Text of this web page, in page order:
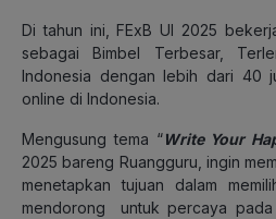
Di tahun ini, FExB UI 2025
sebagai Bimbel Terbesar,
Indonesia dengan lebih dari 40
online di Indonesia.
Mengusung tema “Write Your
2025 bareng Ruangguru, ingin
menetapkan tujuan dalam
mendorong untuk percaya